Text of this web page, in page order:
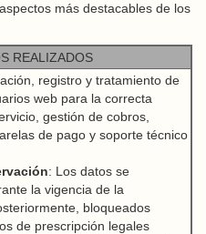
más destacables de los
REALIZADOS
registro y tratamiento de
web para la correcta
gestión de cobros,
de pago y soporte técnico
: Los datos se
la vigencia de la
bloqueados
de prescripción legales